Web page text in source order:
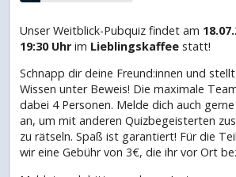
Unser Weitblick-Pubquiz findet am
19:30 Uhrim Lieblingskaffee statt!
Schnapp dir deine Freund:innen und
Wissen unter Beweis! Die maximale
dabei 4 Personen. Melde dich auch
an, um mit anderen Quizbegeisterten
zu rätseln. Spaß ist garantiert! Für die
wir eine Gebühr von 3€, die ihr vor Ort